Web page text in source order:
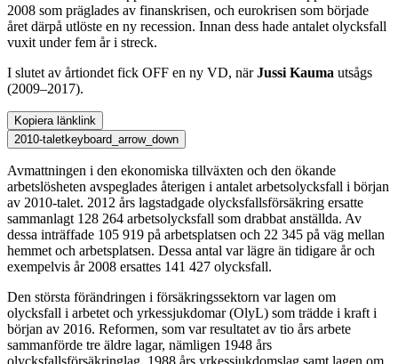
2008 som präglades av finanskrisen, och eurokrisen som började
året därpå utlöste en ny recession. Innan dess hade antalet olycksfall
vuxit under fem år i streck.
I slutet av årtiondet fick OFF en ny VD, närJussi Kauma utsågs
(2009–2017).
Kopiera länklink
2010-taletkeyboard_arrow_down
Avmattningen i den ekonomiska tillväxten och den ökande
arbetslösheten avspeglades återigen i antalet arbetsolycksfall i början
av 2010-talet. 2012 års lagstadgade olycksfallsförsäkring ersatte
sammanlagt 128 264 arbetsolycksfall som drabbat anställda. Av
dessa inträffade 105 919 på arbetsplatsen och 22 345 på väg mellan
hemmet och arbetsplatsen. Dessa antal var lägre än tidigare år och
exempelvis år 2008 ersattes 141 427 olycksfall.
Den största förändringen i försäkringssektorn var lagen om
olycksfall i arbetet och yrkessjukdomar (OlyL) som trädde i kraft i
början av 2016. Reformen, som var resultatet av tio års arbete
sammanförde tre äldre lagar, nämligen 1948 års
olycksfallsförsäkringlag, 1988 års yrkessjukdomslag samt lagen om